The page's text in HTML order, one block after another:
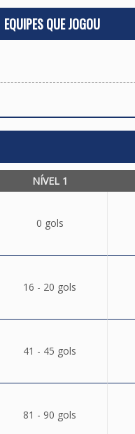
EQUIPES QUE JOGOU
NÍVEL 1
0 gols
16 - 20 gols
41 - 45 gols
81 - 90 gols